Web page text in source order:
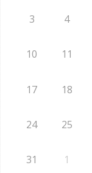
3 4
10 11
17 18
24 25
31 1